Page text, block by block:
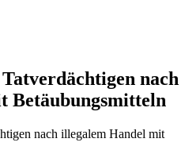
nach
Betäubungsmitteln